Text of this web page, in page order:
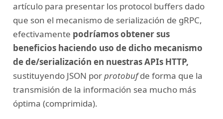
artículo para presentar los protocol buffers dado
que son el mecanismo de serialización de gRPC,
efectivamente podríamos obtener sus
beneficios haciendo uso de dicho mecanismo
de de/serialización en nuestras APIs HTTP,
sustituyendo JSON porprotobufde forma que la
transmisión de la información sea mucho más
óptima (comprimida).